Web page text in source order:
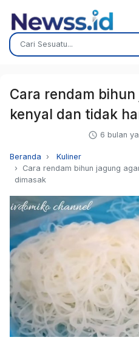
Cara rendam
kenyal dan tidak
6 bulan
Beranda
Kuliner
Cara rendam bihun jagung
dimasak